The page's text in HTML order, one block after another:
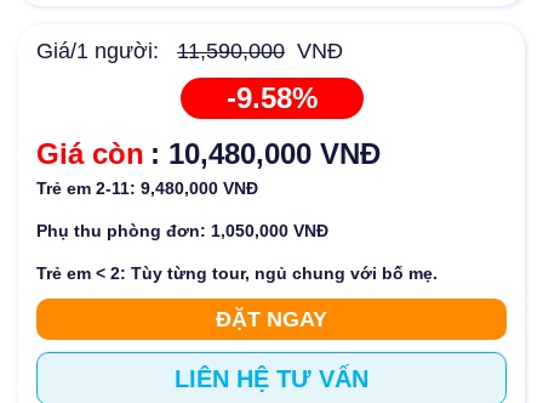
Giá/1 người: 11,590,000 VNĐ
-9.58%
Giá còn : 10,480,000 VNĐ
Trẻ em 2-11: 9,480,000 VNĐ
Phụ thu phòng đơn: 1,050,000 VNĐ
Trẻ em < 2: Tùy từng tour, ngủ chung với bố mẹ.
ĐẶT NGAY
LIÊN HỆ TƯ VẤN